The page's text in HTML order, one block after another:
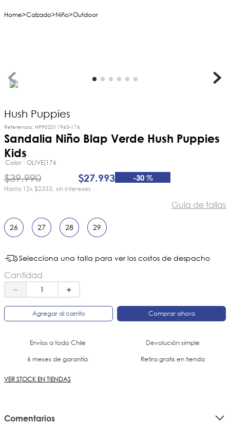
Calzado Niño Outdoor
Hush Puppies
Referencia: HP902011963-176
Sandalia Niño Blap Verde Hush Puppies
Kids
Color OLIVE[176
$39.990 $27.993 -30 %
12x$2333 sin intereses
Guia de tallas
26 27 28 29
Selecciona una talla para ver los costos de despacho
Cantidad
＋
－
Agregar al carrito Comprar ahora
Envíos a todo Chile
Devolución simple
6 meses de garantía
Retira gratis en tienda
VER STOCK EN TIENDAS
Comentarios